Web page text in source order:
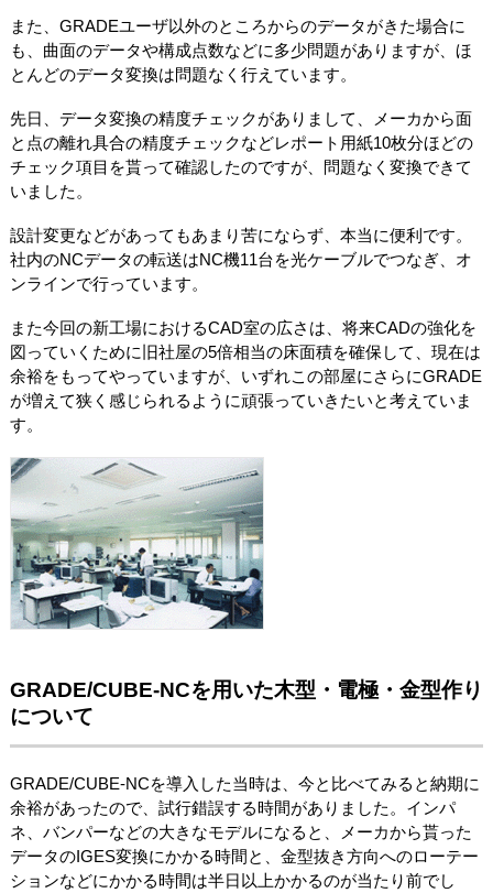
また、GRADEユーザ以外のところからのデータがきた場合に
も、曲面のデータや構成点数などに多少問題がありますが、ほ
とんどのデータ変換は問題なく行えています。
先日、データ変換の精度チェックがありまして、メーカから面
と点の離れ具合の精度チェックなどレポート用紙10枚分ほどの
チェック項目を貰って確認したのですが、問題なく変換できて
いました。
設計変更などがあってもあまり苦にならず、本当に便利です。
社内のNCデータの転送はNC機11台を光ケーブルでつなぎ、オ
ンラインで行っています。
また今回の新工場におけるCAD室の広さは、将来CADの強化を
図っていくために旧社屋の5倍相当の床面積を確保して、現在は
余裕をもってやっていますが、いずれこの部屋にさらにGRADE
が増えて狭く感じられるように頑張っていきたいと考えていま
す。
GRADE/CUBE-NCを用いた木型・電極・金型作り
について
GRADE/CUBE-NCを導入した当時は、今と比べてみると納期に
余裕があったので、試行錯誤する時間がありました。インパ
ネ、バンパーなどの大きなモデルになると、メーカから貰った
データのIGES変換にかかる時間と、金型抜き方向へのローテー
ションなどにかかる時間は半日以上かかるのが当たり前でし